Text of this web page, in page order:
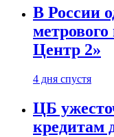
В России
Центр 2»
4 дня спустя
ЦБ
кредитам